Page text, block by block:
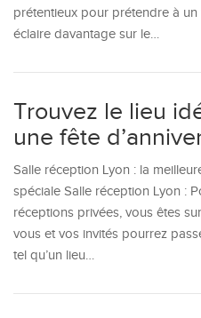
prétentieux pour prétendre à
éclaire davantage sur le…
Trouvez le lieu
une fête
Salle réception Lyon : la
spéciale Salle réception Lyon :
réceptions privées, vous êtes
vous et vos invités pourrez
tel qu’un lieu…